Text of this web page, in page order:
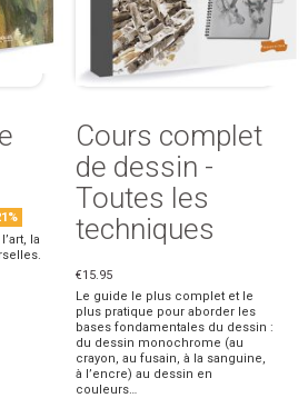
la
Cours complet
de dessin -
Toutes les
techniques
€15.95
Le guide le plus complet et le
plus pratique pour aborder les
bases fondamentales du dessin :
du dessin monochrome (au
crayon, au fusain, à la sanguine,
à l’encre) au dessin en
couleurs…